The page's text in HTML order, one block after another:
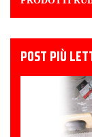
POST PIÙ